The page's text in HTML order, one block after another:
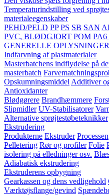
Temperaturindstilling ved
materialeegenskaber
PEHD/PELD PP PS SB SAN
PVC, BLØDGJORT POM PA6
GENERELLE
Indfarvning af plastmaterialer
Masterbatchens indflydelse på
masterbatch
Opskumningsmiddel Additiver
Antioxidanter
Blødgørere Brandhæmmere
Slipmidler UV-Stabilisatorer
Alternative sprøjtestøbeteknikker
Ekstrudering
Produkterne Ekstruder Processen
Pelletering Rør og profiler Folie
isolering på elledninger osv.
Adiabatisk ekstrudering
Ekstruderens opbygning
Gearkassen og dens vedligehold
Værktøjsflange/gevind